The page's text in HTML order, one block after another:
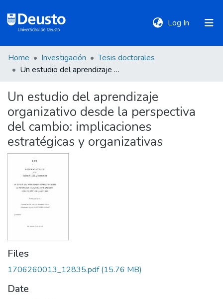
Log In (current)
DeustoTeka
Communities
&
Collections
All of DSpace
Statistics
Policies
Home Investigación
Tesis doctorales
Un estudio del aprendizaje organizativo desde la perspectiva del cambio: implicaciones estratégicas y organizativas
Un estudio del aprendizaje
organizativo desde la perspectiva
del cambio: implicaciones
estratégicas y organizativas
Files
1706260013_12835.pdf(15.76 MB)
Date